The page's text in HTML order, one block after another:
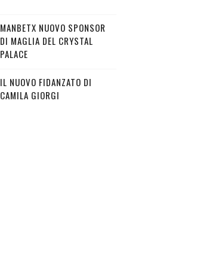
MANBETX NUOVO SPONSOR
DI MAGLIA DEL CRYSTAL
PALACE
IL NUOVO FIDANZATO DI
CAMILA GIORGI